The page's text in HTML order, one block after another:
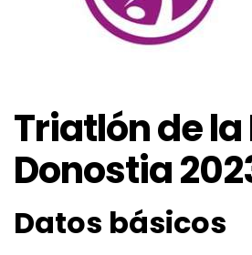
Triatlón de
Donostia
Datos básicos